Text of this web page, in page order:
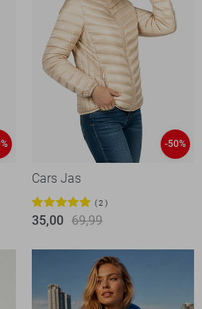
-50%
Cars Jas
2
35,00 69,99